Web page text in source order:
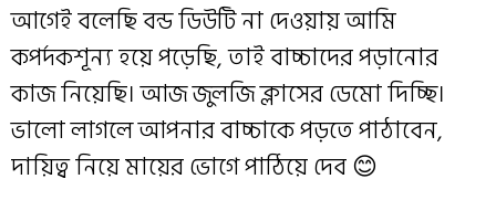
আগেই বলেছি বন্ড ডিউটি না দেওয়ায় আমি
কপর্দকশূন্য হয়ে পড়েছি, তাই বাচ্চাদের পড়ানোর
কাজ নিয়েছি। আজ জুলজি ক্লাসের ডেমো দিচ্ছি।
ভালো লাগলে আপনার বাচ্চাকে পড়তে পাঠাবেন,
দায়িত্ব নিয়ে মায়ের ভোগে পাঠিয়ে দেব 😊